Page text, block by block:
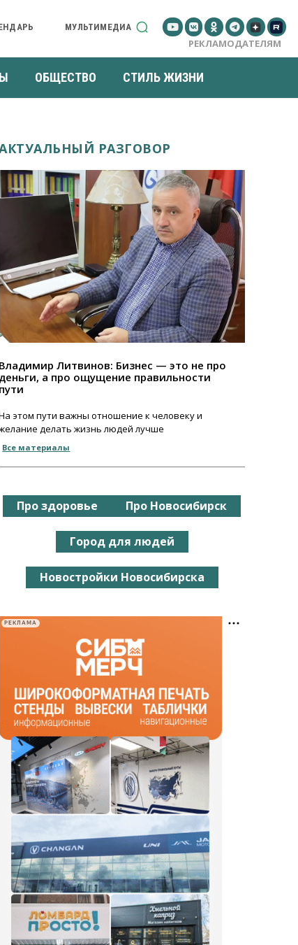
МУЛЬТИМЕДИА
РЕКЛАМОДАТЕЛЯМ
ОБЩЕСТВО СТИЛЬ ЖИЗНИ
РАЗГОВОР
Владимир Литвинов: Бизнес — это не про
деньги, а про ощущение правильности
пути
этом пути важны отношение к человеку и
делать жизнь людей лучше
Все материалы
Про здоровье Про Новосибирск
Город для людей
Новостройки Новосибирска
РЕКЛАМА